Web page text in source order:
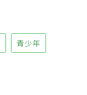
青少年